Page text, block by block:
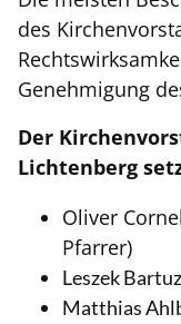
des
Genehmigung
Der
Lichtenberg
Oliver
Pfarrer)
Leszek
Matthias